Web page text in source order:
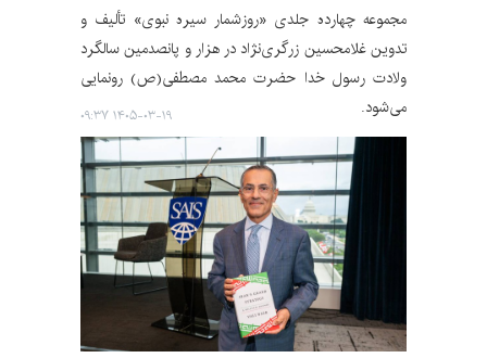
مجموعه چهارده جلدی «روزشمار سیره نبوی» تألیف و
تدوین غلامحسین زرگری‌نژاد در هزار و پانصدمین سالگرد
ولادت رسول خدا حضرت محمد مصطفی(ص) رونمایی
می‌شود.
۱۴۰۵-۰۳-۱۹ ۰۹:۳۷